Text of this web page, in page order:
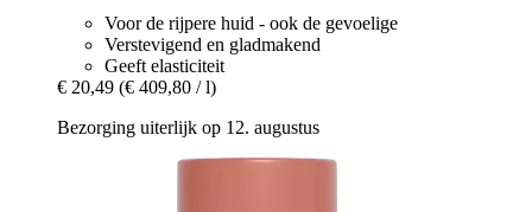
Voor de rijpere huid - ook de gevoelige
Verstevigend en gladmakend
Geeft elasticiteit
€ 20,49 (€ 409,80 / l)
Bezorging uiterlijk op 12. augustus